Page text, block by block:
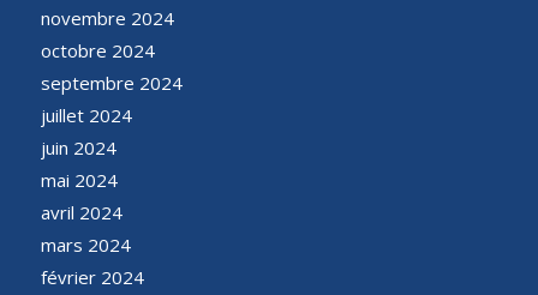
novembre 2024
octobre 2024
septembre 2024
juillet 2024
juin 2024
mai 2024
avril 2024
mars 2024
février 2024